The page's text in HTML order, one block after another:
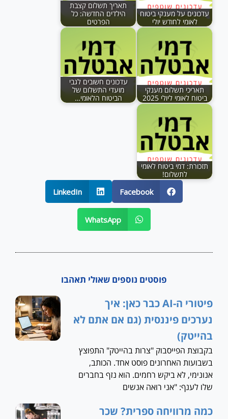
עדכונים על מענקי ביטוח
לאומי לחודש יולי
תאריך תשלום קצבת
הילדים החדשה: כל
הפרטים
תאריכי תשלום מענקי
ביטוח לאומי ליולי 2025
עדכונים חשובים לגבי
מועדי התשלום של
הביטוח הלאומי…
תזכורת: דמי ביטוח לאומי
לתשלום!
Facebook
LinkedIn
WhatsApp
פוסטים נוספים שאולי תאהבו
פיטורי ה-AI כבר כאן: איך
נערכים פיננסית (גם אם אתם לא
בהייטק)
בקבוצת הפייסבוק "צרות בהייטק" התפוצץ
בשבועות האחרונים פוסט אחד. הכותב,
אנונימי, לא ביקש רחמים. הוא נזף בחברים
שלו לענף: "אני רואה אנשים
כמה מרוויחה ספרית? שכר